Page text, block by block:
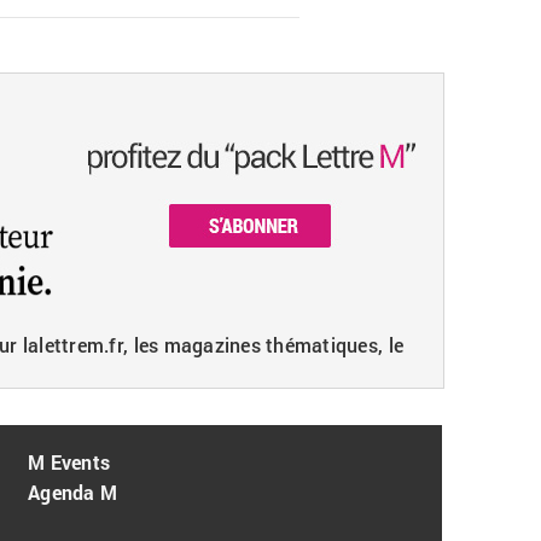
lalettrem.fr, les magazines thématiques, le
M Events
Agenda M